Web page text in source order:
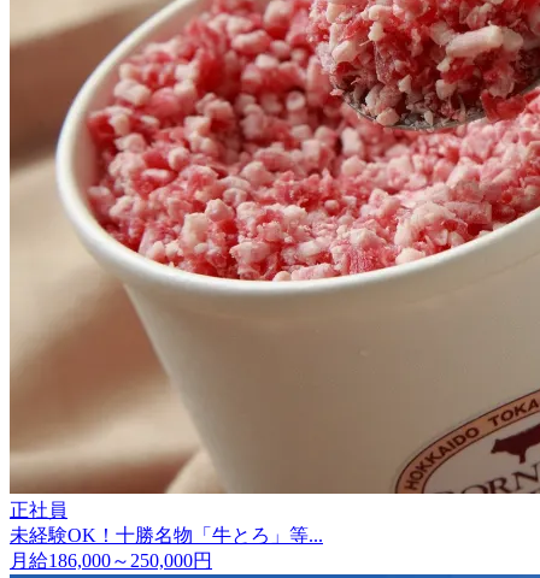
正社員
未経験OK！十勝名物「牛とろ」等...
月給186,000～250,000円